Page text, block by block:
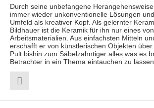
Durch seine unbefangene
immer wieder unkonventionelle Lösungen
Umfeld als kreativer Kopf. Als gelernter
Bildhauer ist die Keramik für ihn nur eines
Arbeitsmaterialien. Aus einfachsten Mitteln
erschafft er von künstlerischen Objekten
Pult bishin zum Säbelzahntiger alles was es
Betrachter in ein Thema eintauchen zu lassen.